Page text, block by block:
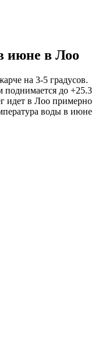
июне в Лоо
на 3-5 градусов.
поднимается до +25.3
идет в Лоо примерно
воды в июне